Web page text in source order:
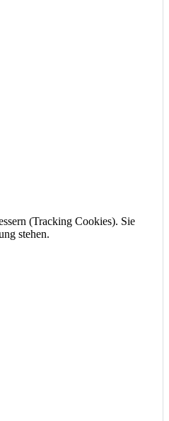
(Tracking Cookies). Sie
stehen.